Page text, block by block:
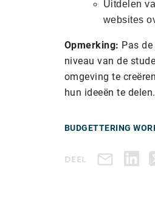
Uitdelen
websites
Opmerking: Pas
niveau van de
omgeving te
hun ideeën te delen.
BUDGETTERING
DEEL